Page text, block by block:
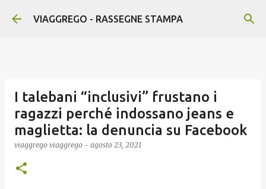
Passa ai contenuti principali
VIAGGREGO - RASSEGNE STAMPA
I talebani “inclusivi” frustano i
ragazzi perché indossano jeans e
maglietta: la denuncia su Facebook
viaggrego viaggrego - agosto 23, 2021